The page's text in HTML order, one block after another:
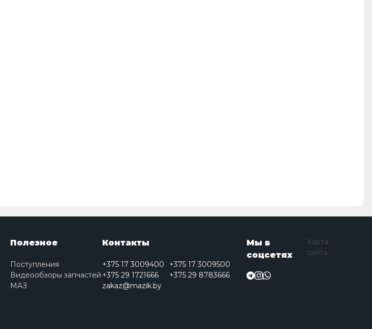
Полезное
Поступления
Видеообзоры запчастей
МАЗ
Контакты
+375 17 3009400
+375 17 3009500
+375 29 1721666
+375 29 8783666
zakaz@mazik.by
Мы в
соцсетях
Карта
сайта